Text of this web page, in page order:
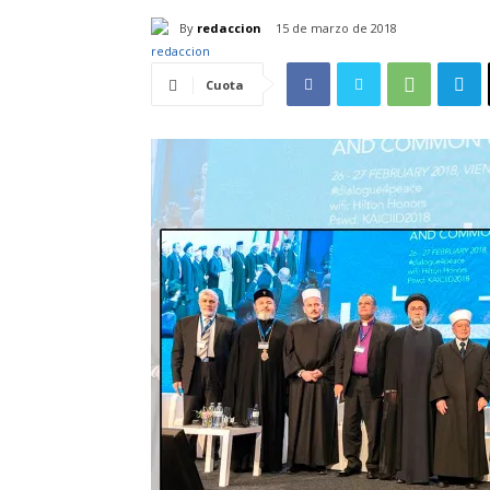
By redaccion 15 de marzo de 2018
Cuota